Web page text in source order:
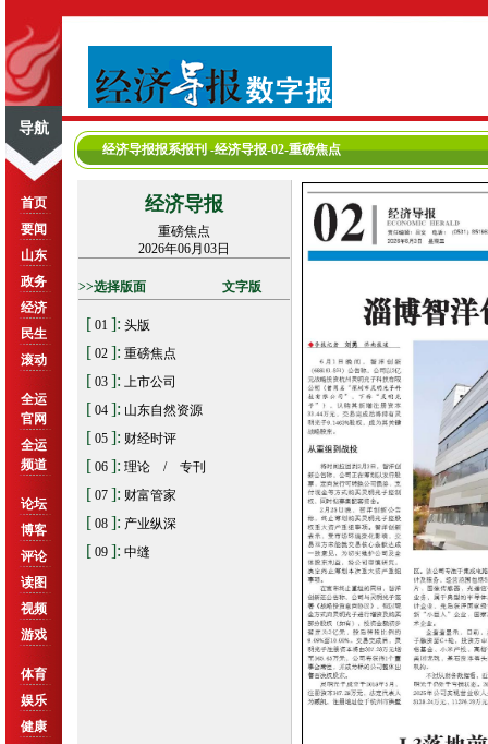
导航
首页
要闻
山东
政务
经济
民生
滚动
全运
官网
全运
频道
论坛
博客
评论
读图
视频
游戏
体育
娱乐
健康
经济导报报系报刊-经济导报-02-重磅焦点
经济导报
重磅焦点
2026年06月03日
>>选择版面 文字版
[ 01 ]: 头版
[ 02 ]: 重磅焦点
[ 03 ]: 上市公司
[ 04 ]: 山东自然资源
[ 05 ]: 财经时评
[ 06 ]: 理论 / 专刊
[ 07 ]: 财富管家
[ 08 ]: 产业纵深
[ 09 ]: 中缝